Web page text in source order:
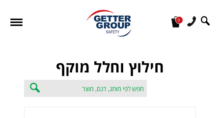
0
חילוץ וחלל מוקף